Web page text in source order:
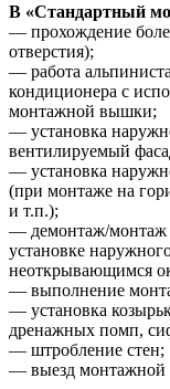
В «Стандартный
— прохождение
отверстия);
— работа
кондиционера с
монтажной вышки;
— установка
вентилируемый
— установка
(при монтаже на
и т.п.);
— демонтаж/монтаж
установке
неоткрывающимся
— выполнение
— установка
дренажных помп,
— штробление стен;
— выезд монтажной